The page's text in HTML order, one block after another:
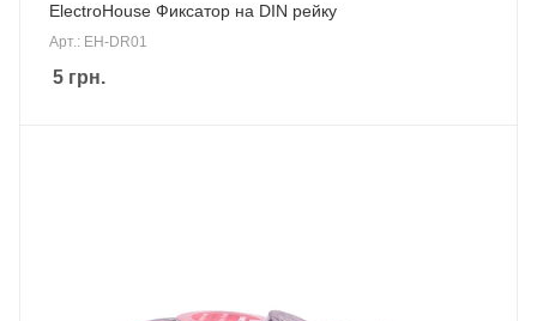
ElectroHouse Фиксатор на DIN рейку
Арт.: EH-DR01
5 грн.